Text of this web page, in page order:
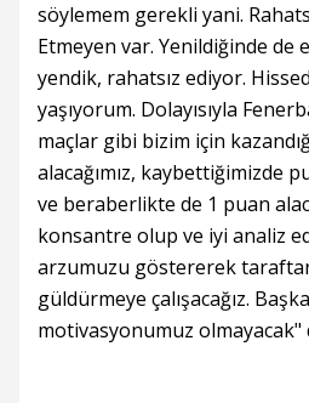
söylemem gerekli yani.
Etmeyen var. Yenildiğinde de
yendik, rahatsız ediyor.
yaşıyorum. Dolayısıyla
maçlar gibi bizim için
alacağımız, kaybettiğimizde
ve beraberlikte de 1 puan
konsantre olup ve iyi analiz
arzumuzu göstererek
güldürmeye çalışacağız.
motivasyonumuz olmayacak"